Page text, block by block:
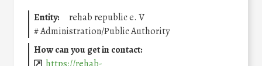
Entity:
rehab republic e. V
#Administration/Public Authority
How can you get in contact:
https://rehab-